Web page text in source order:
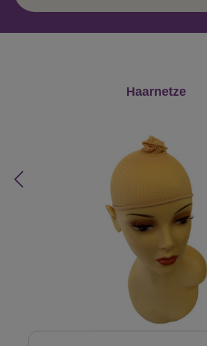
Produktgalerie überspringen
Haarnetze